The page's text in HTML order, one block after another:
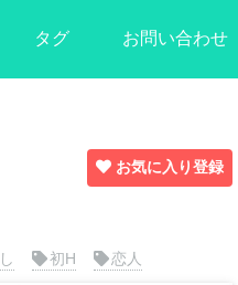
タグ お問い合わせ
お気に入り登録
初H 恋人